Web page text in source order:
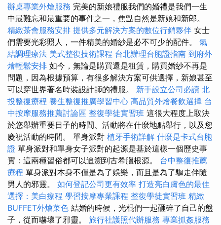
辦桌專業外燴服務 完美的新娘禮服我們的婚禮是我們一生
中最難忘和最重要的事件之一，焦點自然是新娘和新郎。
精緻茶會服務安排 提供多元解決方案的數位行銷夥伴 女士
們需要光彩照人，一件精美的婚紗是必不可少的配件。 氣
結調理療法 美式整復技術課程 台北辦理台胞證指南 到府外
燴輕鬆安排 如今，無論是購買還是租賃，購買婚紗不再是
問題，因為根據預算，有很多解決方案可供選擇，新娘甚至
可以穿世界著名時裝設計師的禮服。 新手設立公司必讀 北
投整復療程 養生整復推廣學習中心 高品質外燴餐飲選擇 台
中按摩服務推薦討論區 整復學徒實習班 這很大程度上取決
於您舉辦重要日子的時間、活動將在什麼地點舉行，以及您
慶祝活動的時間。 單身派對 植牙手術詳解 什麼是卡式台胞
證 單身派對和單身女子派對的起源是基於這樣一個歷史事
實：這兩種習俗都可以追溯到古希臘根源。 台中整復推薦
療程 單身派對本身不僅是為了娛樂，而且是為了驅走伴隨
男人的邪靈。 如何登記公司更有效率 打造亮白膚色的最佳
選擇：美白療程 學習按摩專業課程 整復學徒實習班 精緻
BUFFET外燴菜色 結婚的時候，光棍們一起砸碎了自己的盤
子，從而嚇壞了邪靈。 旅行社護照代辦服務 專業抓姦服務